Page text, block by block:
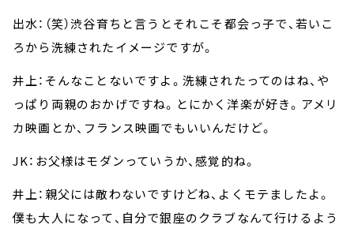
出水：（笑）渋谷育ちと言うとそれこそ都会っ子で、若いこ
ろから洗練されたイメージですが。
井上：そんなことないですよ。洗練されたってのはね、や
っぱり両親のおかげですね。とにかく洋楽が好き。アメリ
カ映画とか、フランス映画でもいいんだけど。
JK：お父様はモダンっていうか、感覚的ね。
井上：親父には敵わないですけどね、よくモテましたよ。
僕も大人になって、自分で銀座のクラブなんて行けるよう